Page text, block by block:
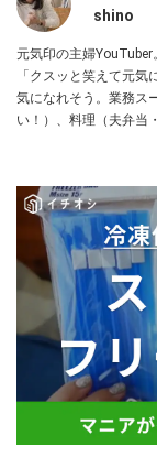
shino
元気印の主婦YouTuber
「クスッと笑えて元
気になれそう。業務ス
い！）、料理（夫弁当